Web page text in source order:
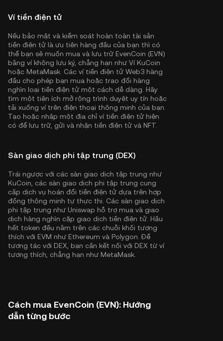
Ví tiền điện tử
Nếu bảo mật và kiểm soát hoàn toàn tài sản
tiền điện tử là ưu tiên hàng đầu của bạn thì có
thể bạn sẽ muốn mua và lưu trữ EvenCoin (EVN)
bằng ví không lưu ký, chẳng hạn như Ví KuCoin
hoặc MetaMask. Các ví tiền điện tử Web3 hàng
đầu cho phép bạn mua hoặc trao đổi hàng
nghìn loại tiền điện tử một cách dễ dàng. Hãy
tìm một tiện ích mở rộng trình duyệt uy tín hoặc
tải xuống ví trên điện thoại thông minh của bạn.
Tạo hoặc nhập một địa chỉ ví tiền điện tử hiện
có để lưu trữ, gửi và nhận tiền điện tử và NFT.
Sàn giao dịch phi tập trung (DEX)
Trái ngược với các sàn giao dịch tập trung như
KuCoin, các sàn giao dịch phi tập trung cung
cấp dịch vụ hoán đổi tiền điện tử dựa trên hợp
đồng thông minh tự thực thi. Các sàn giao dịch
phi tập trung như Uniswap hỗ trợ mua và giao
dịch hàng nghìn cặp giao dịch tiền điện tử. Hầu
hết token đều nằm trên các chuỗi khối tương
thích với EVM như Ethereum và Polygon . Để
tương tác với DEX, bạn cần kết nối với DEX từ ví
tương thích, chẳng hạn như MetaMask.
Cách mua EvenCoin (EVN): Hướng
dẫn từng bước